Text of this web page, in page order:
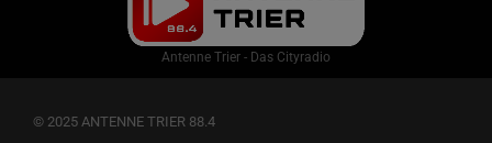
Antenne Trier - Das Cityradio
© 2025 ANTENNE TRIER 88.4